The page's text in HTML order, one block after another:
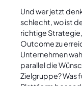
Und wer jetzt
schlecht, wo ist
richtige
Outcome zu
Unternehmen
parallel die
Zielgruppe? Was